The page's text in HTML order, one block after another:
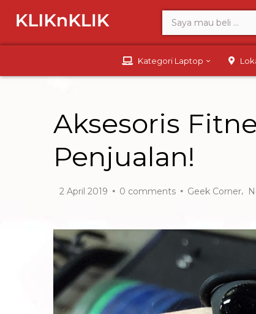
Kategori Laptop
Aksesoris
Penjualan!
2 April 2019 0 comments Geek Corner,